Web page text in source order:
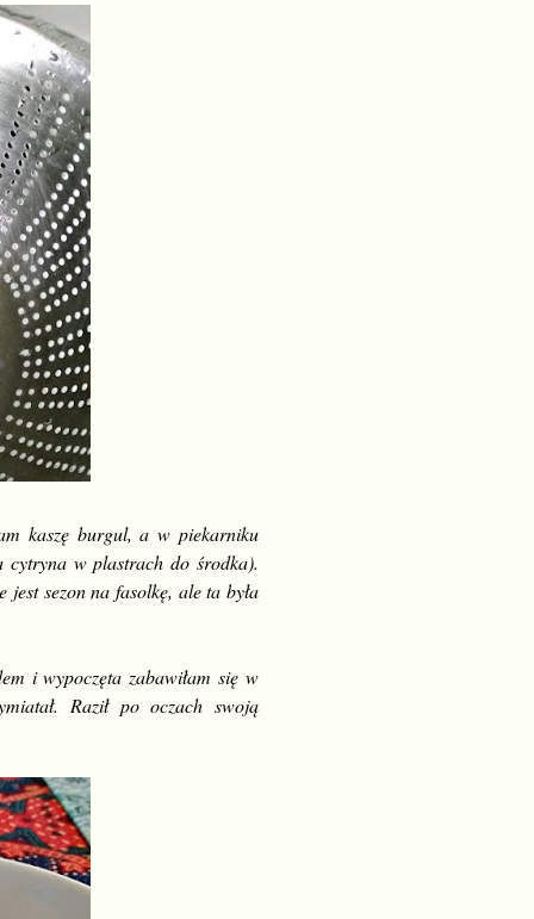
kaszę burgul, a w piekarniku
w plastrach do środka).
sezon na fasolkę, ale ta była
i wypoczęta zabawiłam się w
Raził po oczach swoją